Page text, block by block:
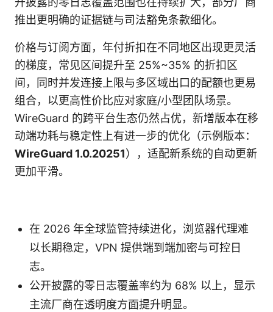
推出更明确的证据链与司法豁免条款细化。
价格与订阅方面，年付折扣在不同地区出现更灵活
的梯度，常见区间提升至 25%~35% 的折扣区
间，同时并发连接上限与多区域出口的配额也更易
组合，以更高性价比应对家庭/小型团队场景。
WireGuard 的跨平台生态仍然占优，新增版本在移
动端功耗与稳定性上有进一步的优化（示例版本：
WireGuard 1.0.20251），适配新系统的自动更新
更加平滑。
在 2026 年全球监管持续进化，浏览器代理难
以长期稳定，VPN 提供端到端加密与可控日
志。
公开披露的零日志覆盖率约为 68% 以上，显示
主流厂商在透明度方面提升明显。